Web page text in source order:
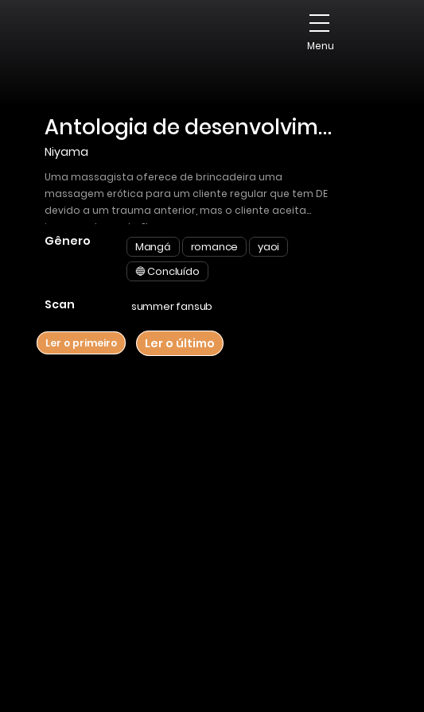
Menu
Antologia de desenvolvimento BL
Niyama
Uma massagista oferece de brincadeira uma
massagem erótica para um cliente regular que tem DE
devido a um trauma anterior, mas o cliente aceita
inesperadamente ?!
Gênero Mangá romance
yaoi
🔵 Concluído
Scan summer fansub
Ler o primeiro Ler o último